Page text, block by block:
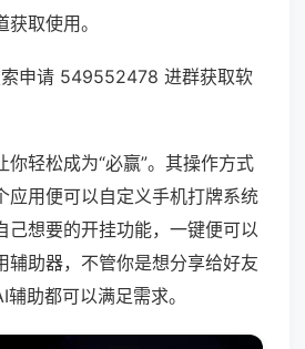
取使用。
申请 549552478 进群获取软
你轻松成为“必赢”。其操作方式
应用便可以自定义手机打牌系统
己想要的开挂功能，一键便可以
辅助器，不管你是想分享给好友
助都可以满足需求。